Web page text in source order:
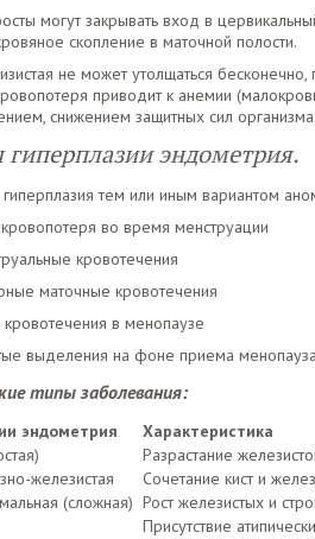
могут закрывать вход в
скопление в маточной полости.
не может утолщаться
приводит к анемии
снижением защитных сил организма.
эндометрия.
тем или иным вариантом
во время менструации
кровотечения
маточные кровотечения
в менопаузе
выделения на фоне приема
типы заболевания:
эндометрия
Характеристика
Разрастание
железистая
Сочетание кист и
(сложная) Рост железистых и
Присутствие